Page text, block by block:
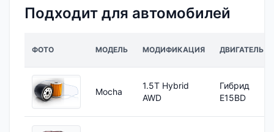
Подходит для автомобилей
ФОТО МОДЕЛЬ МОДИФИКАЦИЯ ДВИГАТЕЛЬ
Mocha
1.5T Hybrid
AWD
Гибрид
E15BD